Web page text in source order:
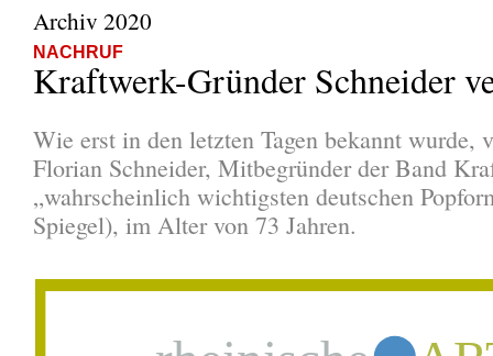
Archiv 2020
NACHRUF
Kraftwerk-Gründer Schneider
Wie erst in den letzten Tagen bekannt wurde,
Florian Schneider, Mitbegründer der Band
„wahrscheinlich wichtigsten deutschen
Spiegel), im Alter von 73 Jahren.